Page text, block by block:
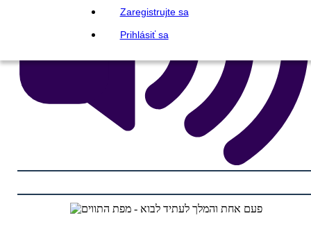
Zaregistrujte sa
Prihlásiť sa